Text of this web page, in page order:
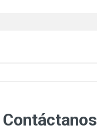
Contáctanos